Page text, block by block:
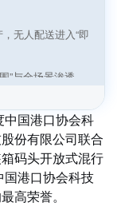
无人配送进入“即
”与全场景渗透
迈向“整车+智
运力重构战打响
必然？
国港口协会科
份有限公司联合
码头开放式混行
港口协会科技
高荣誉。